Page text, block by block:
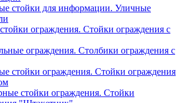
стойки для информации. Уличные
ограждения. Стойки ограждения с
ограждения. Столбики ограждения с
стойки ограждения. Стойки ограждения
стойки ограждения. Стойки